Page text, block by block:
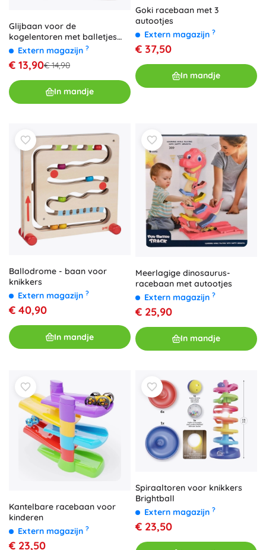
Glijbaan voor de
kogelentoren met balletjes
+18 mExtern magazijn ?
€ 13,90€ 14,90
In mandje
Goki racebaan met 3
autootjes
Extern magazijn ?
€ 37,50
In mandje
Ballodrome - baan voor
knikkers
Extern magazijn ?
€ 40,90
In mandje
Meerlagige dinosaurus-
racebaan met autootjes
Extern magazijn ?
€ 25,90
In mandje
Kantelbare racebaan voor
kinderen
Extern magazijn ?
€ 23,50
Spiraaltoren voor knikkers
Brightball
Extern magazijn ?
€ 23,50